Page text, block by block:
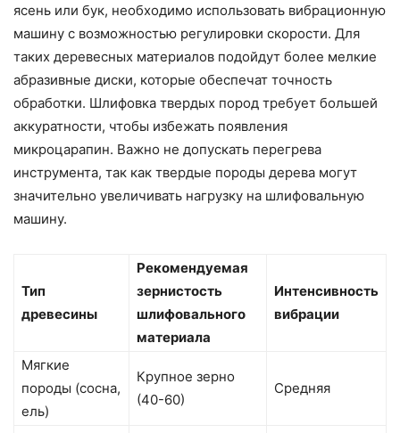
ясень или бук, необходимо использовать вибрационную
машину с возможностью регулировки скорости. Для
таких деревесных материалов подойдут более мелкие
абразивные диски, которые обеспечат точность
обработки. Шлифовка твердых пород требует большей
аккуратности, чтобы избежать появления
микроцарапин. Важно не допускать перегрева
инструмента, так как твердые породы дерева могут
значительно увеличивать нагрузку на шлифовальную
машину.
Тип
древесины
Рекомендуемая
зернистость
шлифовального
материала
Интенсивность
вибрации
Мягкие
породы (сосна,
ель)
Крупное зерно
(40-60)
Средняя